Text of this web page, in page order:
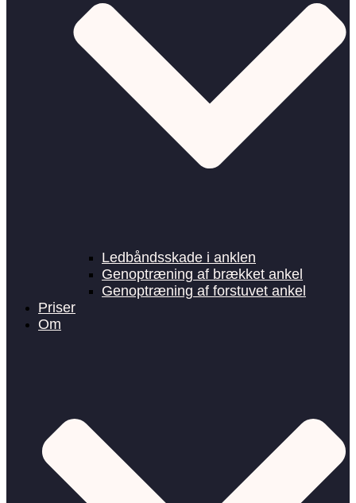
Ledbåndsskade i anklen
Genoptræning af brækket ankel
Genoptræning af forstuvet ankel
Priser
Om